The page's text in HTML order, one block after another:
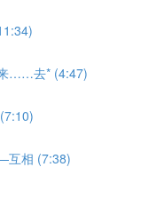
……去* (4:47)
互相 (7:38)